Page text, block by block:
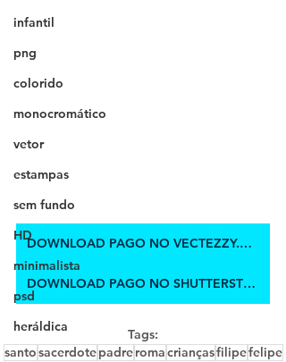
infantil
png
colorido
monocromático
vetor
estampas
sem fundo
HD
minimalista
psd
heráldica
DOWNLOAD PAGO NO VECTEZZY.COM
DOWNLOAD PAGO NO SHUTTERSTOCK
Tags:
santosacerdotepadreromacriançasfilipefelipe